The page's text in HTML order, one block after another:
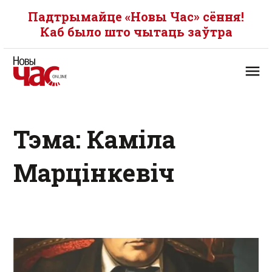
Падтрымайце «Новы Час» сёння!
Каб было што чытаць заўтра
Тэма: Каміла
Марцінкевіч